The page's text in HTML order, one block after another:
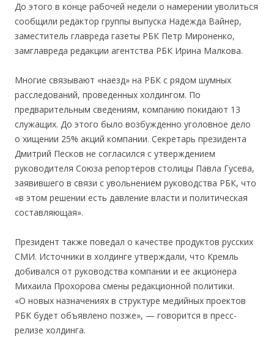
До этого в конце рабочей недели о намерении уволиться
сообщили редактор группы выпуска Надежда Вайнер,
заместитель главреда газеты РБК Петр Мироненко,
замглавреда редакции агентства РБК Ирина Малкова.
Многие связывают «наезд» на РБК с рядом шумных
расследований, проведенных холдингом. По
предварительным сведениям, компанию покидают 13
служащих. До этого было возбужденно уголовное дело
о хищении 25% акций компании. Секретарь президента
Дмитрий Песков не согласился с утверждением
руководителя Союза репортеров столицы Павла Гусева,
заявившего в связи с увольнением руководства РБК, что
«в этом решении есть давление власти и политическая
составляющая».
Президент также поведал о качестве продуктов русских
СМИ. Источники в холдинге утверждали, что Кремль
добивался от руководства компании и ее акционера
Михаила Прохорова смены редакционной политики.
«О новых назначениях в структуре медийных проектов
РБК будет объявлено позже», — говорится в пресс-
релизе холдинга.